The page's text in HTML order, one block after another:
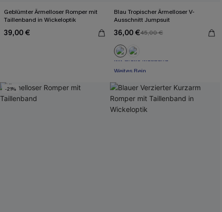
Geblümter Ärmelloser Romper mit
Taillenband in Wickeloptik
39,00 €
Blau Tropischer Ärmelloser V-
Ausschnitt Jumpsuit
36,00 €45,00 €
Mit Gratis-Maßband
-21%